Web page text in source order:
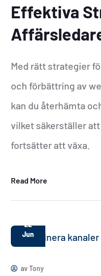
Effektiva
Med rätt strategier
och förbättring av
kan du återhämta
vilket säkerställer
fortsätter att växa.
Read More
22
Jun
avTony